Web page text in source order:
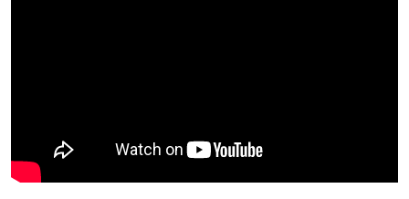
ПУБЛИЧНЫЕ ЛЮДИ
РОССИЙСКО-УКРАИНСКАЯ ВОЙНА